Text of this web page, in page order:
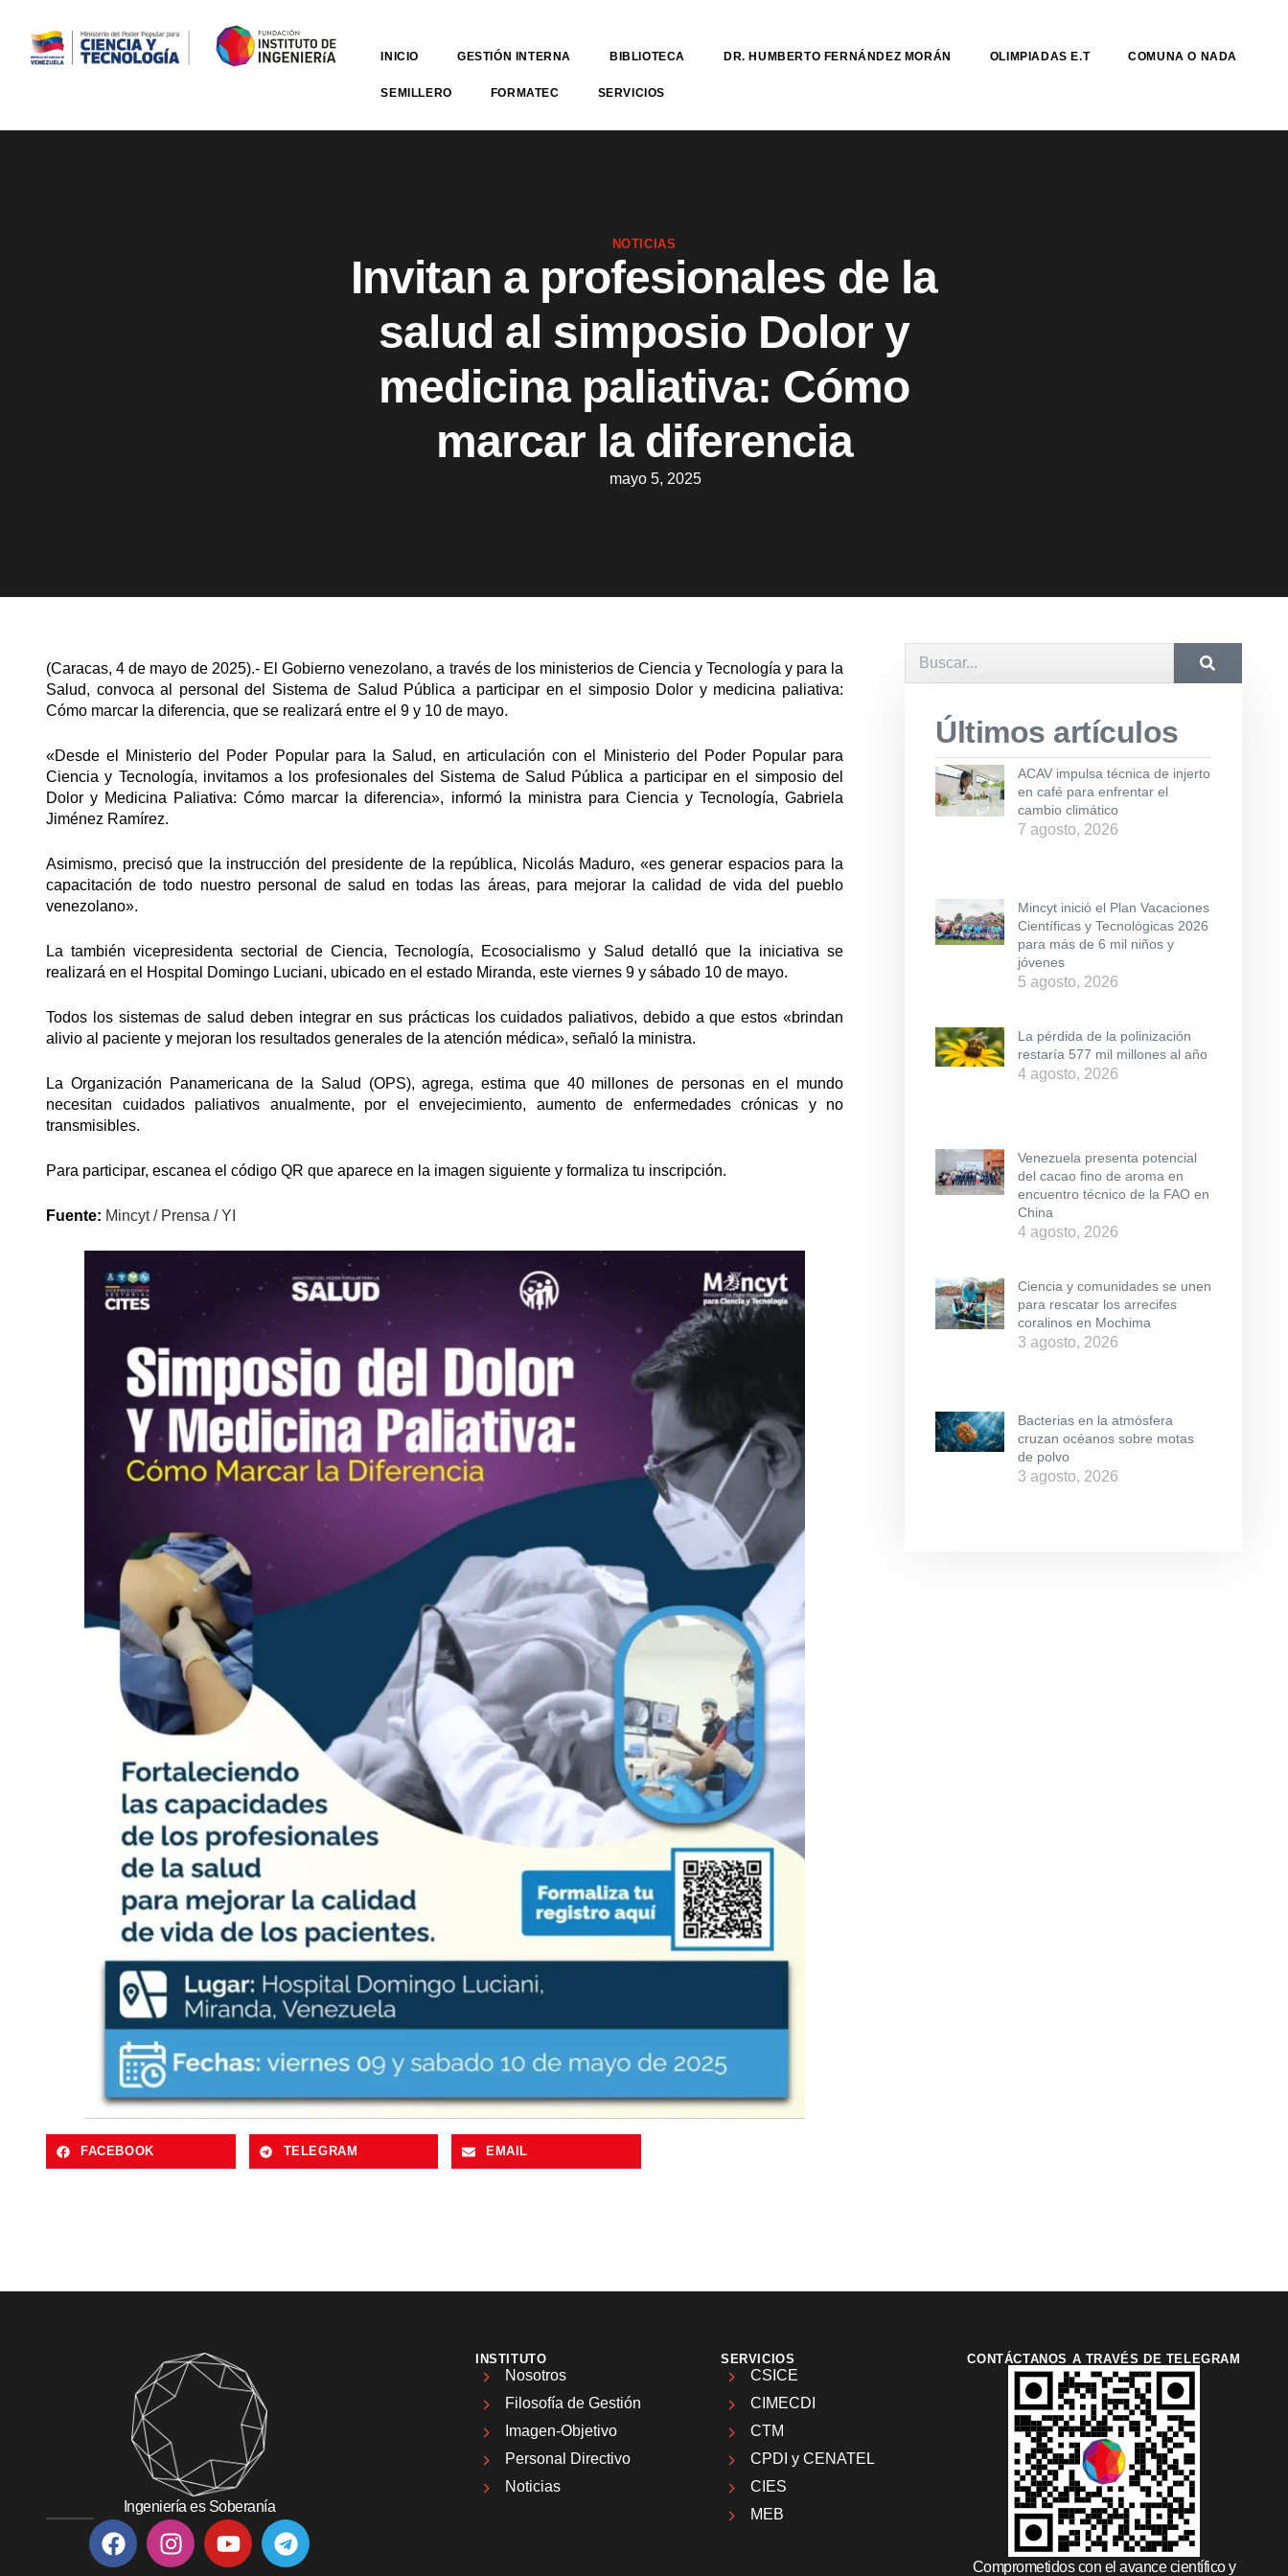
INICIO GESTIÓN INTERNA BIBLIOTECA DR. HUMBERTO FERNÁNDEZ MORÁN OLIMPIADAS E.T COMUNA O NADA
SEMILLERO FORMATEC SERVICIOS
NOTICIAS
Invitan a profesionales de la
salud al simposio Dolor y
medicina paliativa: Cómo
marcar la diferencia
mayo 5, 2025
(Caracas, 4 de mayo de 2025).- El Gobierno venezolano, a través de los ministerios de Ciencia y Tecnología y para la
Salud, convoca al personal del Sistema de Salud Pública a participar en el simposio Dolor y medicina paliativa:
Cómo marcar la diferencia, que se realizará entre el 9 y 10 de mayo.
«Desde el Ministerio del Poder Popular para la Salud, en articulación con el Ministerio del Poder Popular para
Ciencia y Tecnología, invitamos a los profesionales del Sistema de Salud Pública a participar en el simposio del
Dolor y Medicina Paliativa: Cómo marcar la diferencia», informó la ministra para Ciencia y Tecnología, Gabriela
Jiménez Ramírez.
Asimismo, precisó que la instrucción del presidente de la república, Nicolás Maduro, «es generar espacios para la
capacitación de todo nuestro personal de salud en todas las áreas, para mejorar la calidad de vida del pueblo
venezolano».
La también vicepresidenta sectorial de Ciencia, Tecnología, Ecosocialismo y Salud detalló que la iniciativa se
realizará en el Hospital Domingo Luciani, ubicado en el estado Miranda, este viernes 9 y sábado 10 de mayo.
Todos los sistemas de salud deben integrar en sus prácticas los cuidados paliativos, debido a que estos «brindan
alivio al paciente y mejoran los resultados generales de la atención médica», señaló la ministra.
La Organización Panamericana de la Salud (OPS), agrega, estima que 40 millones de personas en el mundo
necesitan cuidados paliativos anualmente, por el envejecimiento, aumento de enfermedades crónicas y no
transmisibles.
Para participar, escanea el código QR que aparece en la imagen siguiente y formaliza tu inscripción.
Fuente: Mincyt / Prensa / YI
FACEBOOK TELEGRAM EMAIL
Últimos artículos
ACAV impulsa técnica de injerto
en café para enfrentar el
cambio climático
7 agosto, 2026
Mincyt inició el Plan Vacaciones
Científicas y Tecnológicas 2026
para más de 6 mil niños y
jóvenes
5 agosto, 2026
La pérdida de la polinización
restaría 577 mil millones al año
4 agosto, 2026
Venezuela presenta potencial
del cacao fino de aroma en
encuentro técnico de la FAO en
China
4 agosto, 2026
Ciencia y comunidades se unen
para rescatar los arrecifes
coralinos en Mochima
3 agosto, 2026
Bacterias en la atmósfera
cruzan océanos sobre motas
de polvo
3 agosto, 2026
Ingeniería es Soberanía
INSTITUTO
Nosotros
Filosofía de Gestión
Imagen-Objetivo
Personal Directivo
Noticias
SERVICIOS
CSICE
CIMECDI
CTM
CPDI y CENATEL
CIES
MEB
CONTÁCTANOS A TRAVÉS DE TELEGRAM
Comprometidos con el avance científico y